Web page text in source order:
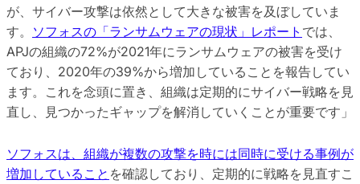
が、サイバー攻撃は依然として大きな被害を及ぼしていま
す。 ソフォスの「ランサムウェアの現状」レポート では、
APJの組織の72%が2021年にランサムウェアの被害を受け
ており、2020年の39%から増加していることを報告してい
ます。これを念頭に置き、組織は定期的にサイバー戦略を見
直し、見つかったギャップを解消していくことが重要です」
ソフォスは、組織が複数の攻撃を時には同時に受ける事例が
増加していること を確認しており、定期的に戦略を見直すこ